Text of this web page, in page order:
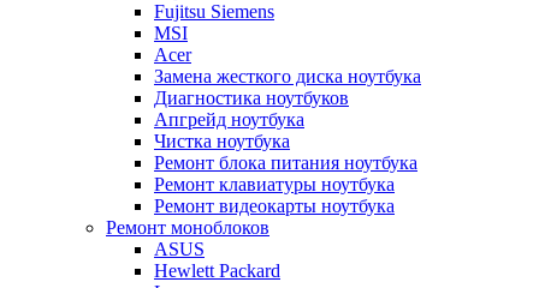
Fujitsu Siemens
MSI
Acer
Замена жесткого диска ноутбука
Диагностика ноутбуков
Апгрейд ноутбука
Чистка ноутбука
Ремонт блока питания ноутбука
Ремонт клавиатуры ноутбука
Ремонт видеокарты ноутбука
Ремонт моноблоков
ASUS
Hewlett Packard